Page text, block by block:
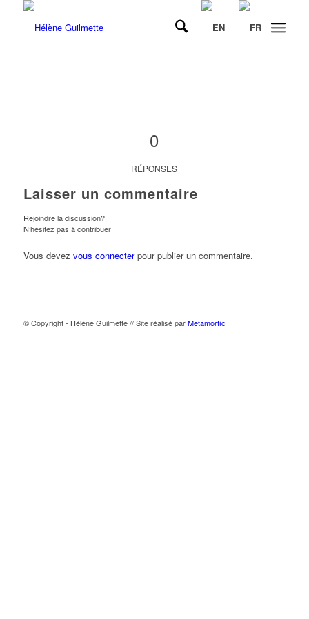
0
RÉPONSES
Laisser un commentaire
Rejoindre la discussion?
N’hésitez pas à contribuer !
Vous devez vous connecterpour publier un commentaire.
© Copyright - Hélène Guilmette // Site réalisé parMetamorfic